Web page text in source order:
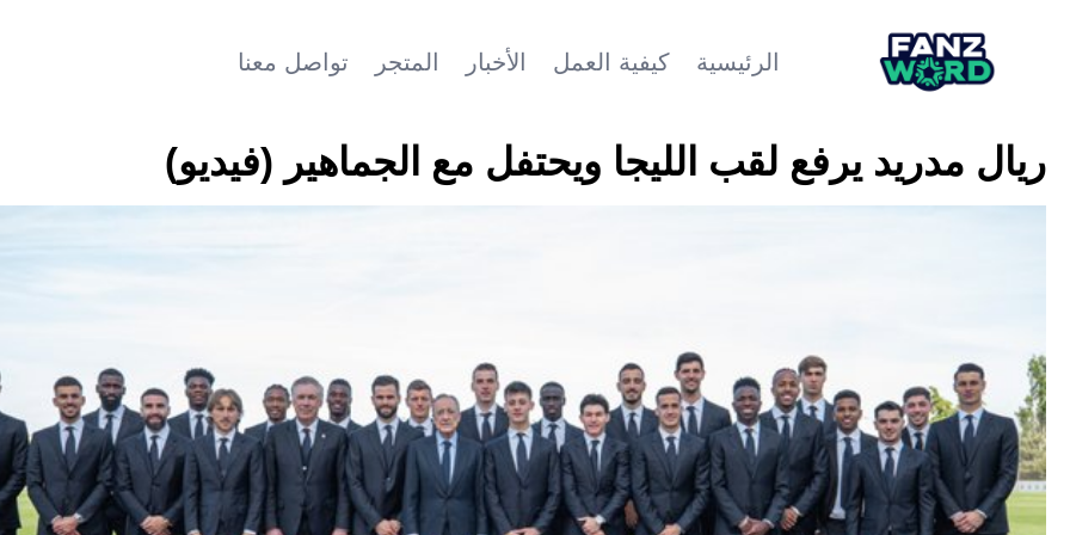
الرئيسية كيفية العمل الأخبار المتجر تواصل معنا
ريال مدريد يرفع لقب الليجا ويحتفل مع الجماهير (فيديو)